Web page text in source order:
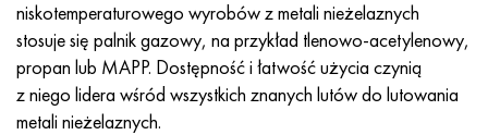
niskotemperaturowego wyrobów z metali nieżelaznych
stosuje się palnik gazowy, na przykład tlenowo-acetylenowy,
propan lub MAPP. Dostępność i łatwość użycia czynią
z niego lidera wśród wszystkich znanych lutów do lutowania
metali nieżelaznych.
Hastelloy 3
Hastelloy x
45HN2MFA, k2425, 45hnmf
A40G, 44smn28, 1.0762, 46s20